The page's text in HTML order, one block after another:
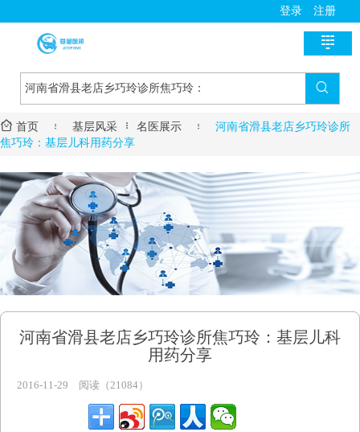
登录 注册


首页
新医讯
地方动态
用药指导
诊疗指南
医疗技术
基层风采
名院展示
药房明星
资料学习
培训课程
学术沙龙
进修学习
慢病管理
疾病筛查
服务流程
 首页  基层风采  名医展示 
河南省滑县老店乡巧玲诊所
焦巧玲：基层儿科用药分享
河南省滑县老店乡巧玲诊所焦巧玲：基层儿科
用药分享
2016-11-29 阅读（21084）